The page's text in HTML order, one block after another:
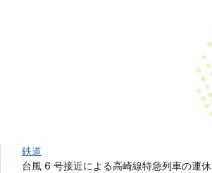
鉄道
台風 6 号接近による高崎線特急列車の運休